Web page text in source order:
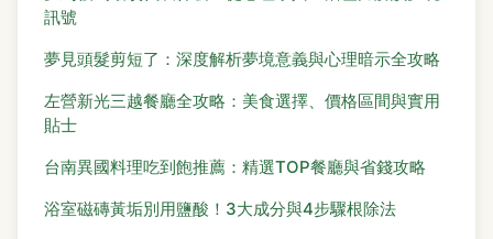
訊號
夢見頭髮剪短了：深度解析夢境意義與心理暗示全攻略
左營新光三越餐廳全攻略：美食選擇、價格區間與實用
貼士
台南異國料理吃到飽推薦：精選TOP餐廳與省錢攻略
浴室磁磚黃垢別用鹽酸！3大成分與4步驟根除法